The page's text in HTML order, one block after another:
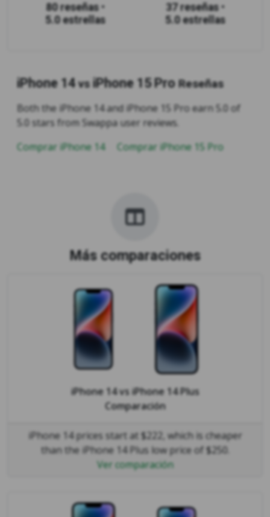
80 reseñas •
5.0 estrellas
37 reseñas •
5.0 estrellas
iPhone 14 vs iPhone 15 Pro Reseñas
Both the iPhone 14 and iPhone 15 Pro earn 5.0 of
5.0 stars from Swappa user reviews.
Comprar iPhone 14
Comprar iPhone 15 Pro
Más comparaciones
iPhone 14vsiPhone 14 Plus
Comparación
iPhone 14 prices start at $222, which is cheaper
than the iPhone 14 Plus low price of $250.
Ver comparación